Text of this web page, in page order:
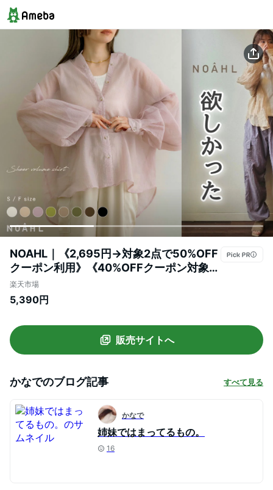
NOAHL｜《2,695円→対象2点で50%OFF
クーポン利用》《40%OFFクーポン対象》
【5.5万枚突破】【メール便】シアーシャ
ツ レディース トップス シアー シャツ ブラ
ピンク 低身長 高身長 ノアル 再入荷 【一部
予約】
楽天市場
5,390円
販売サイトへ
かなでのブログ記事 すべて見る
かなで
姉妹ではまってるもの。
16